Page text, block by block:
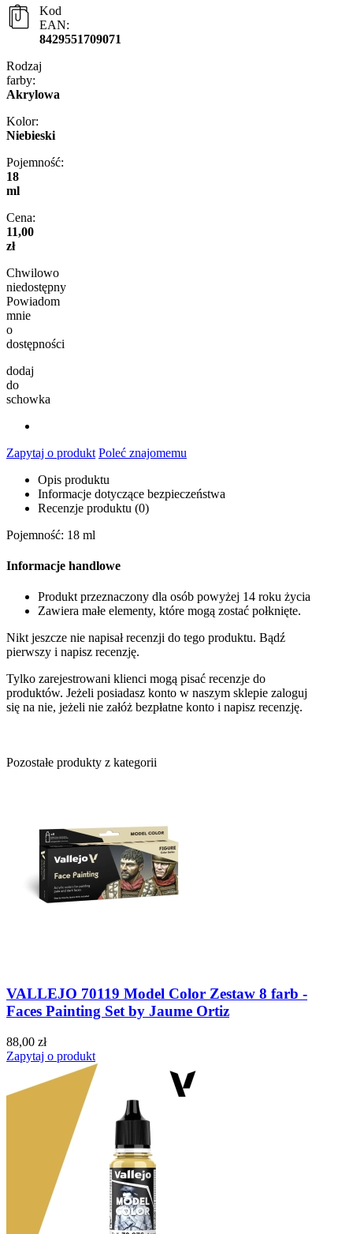
Kod
EAN:
8429551709071
Rodzaj
farby:
Akrylowa
Kolor:
Niebieski
Pojemność:
18
ml
Cena:
11,00
zł
Chwilowo
niedostępny
Powiadom
mnie
o
dostępności
dodaj
do
schowka
Zapytaj o produkt Poleć znajomemu
Opis produktu
Informacje dotyczące bezpieczeństwa
Recenzje produktu (0)
Pojemność: 18 ml
Informacje handlowe
Produkt przeznaczony dla osób powyżej 14 roku życia
Zawiera małe elementy, które mogą zostać połknięte.
Nikt jeszcze nie napisał recenzji do tego produktu. Bądź
pierwszy i napisz recenzję.
Tylko zarejestrowani klienci mogą pisać recenzje do
produktów. Jeżeli posiadasz konto w naszym sklepie zaloguj
się na nie, jeżeli nie załóż bezpłatne konto i napisz recenzję.
Pozostałe produkty z kategorii
VALLEJO 70119 Model Color Zestaw 8 farb -
Faces Painting Set by Jaume Ortiz
88,00 zł
Zapytaj o produkt